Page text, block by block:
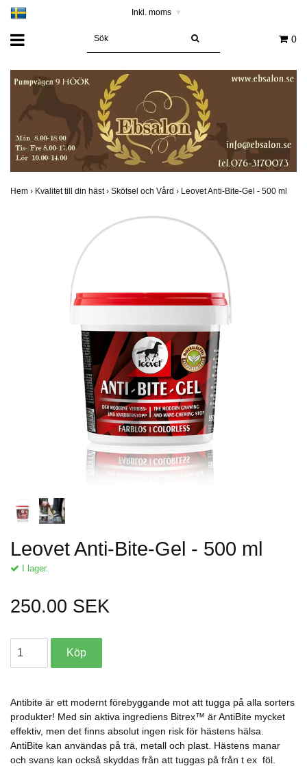
Inkl. moms ▾
0
Hem › Kvalitet till din häst› Skötsel och Vård › Leovet Anti-Bite-Gel - 500 ml
Leovet Anti-Bite-Gel - 500 ml
I lager.
250.00 SEK
Antibite är ett modernt förebyggande mot att tugga på alla sorters
produkter! Med sin aktiva ingrediens Bitrex™ är AntiBite mycket
effektiv, men det finns absolut ingen risk för hästens hälsa.
AntiBite kan användas på trä, metall och plast. Hästens manar
och svans kan också skyddas från att tuggas på från t ex föl.